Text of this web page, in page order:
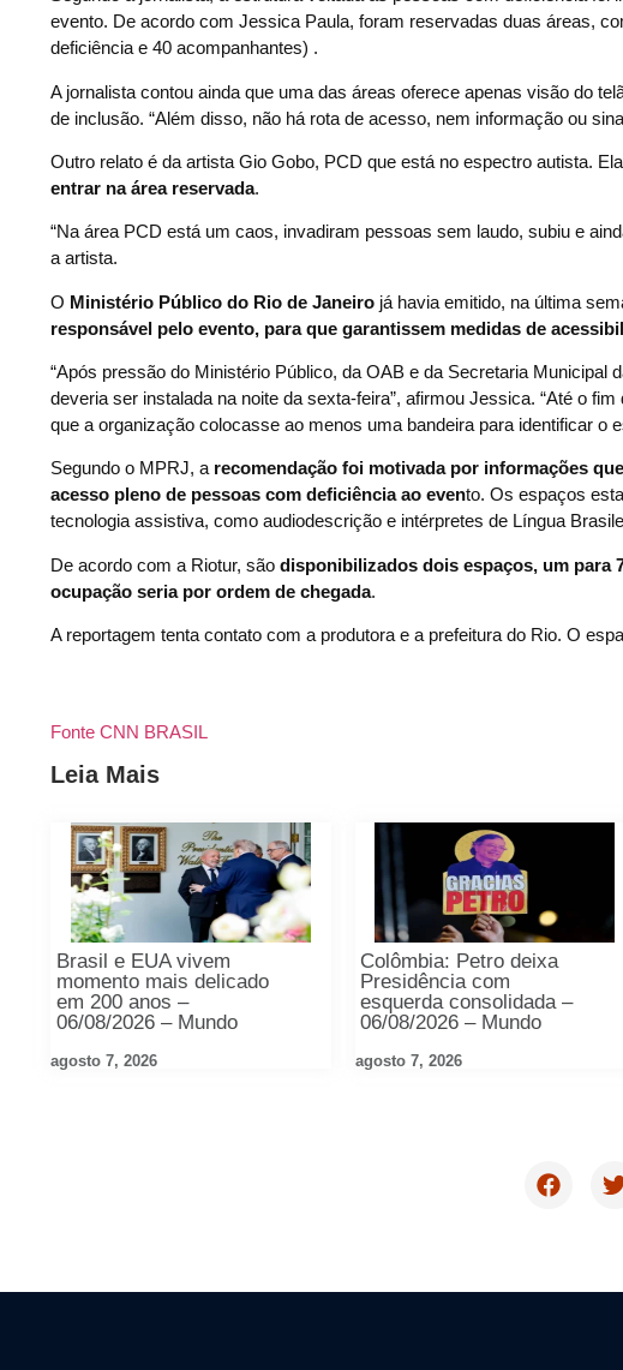
evento. De acordo com Jessica Paula, foram reservadas duas áreas,
deficiência e 40 acompanhantes) .
A jornalista contou ainda que uma das áreas oferece apenas visão do
de inclusão. “Além disso, não há rota de acesso, nem informação ou
Outro relato é da artista Gio Gobo, PCD que está no espectro autista.
entrar na área reservada.
“Na área PCD está um caos, invadiram pessoas sem laudo, subiu e
a artista.
O Ministério Público do Rio de Janeiro já havia emitido, na última
responsável pelo evento, para que garantissem medidas de
“Após pressão do Ministério Público, da OAB e da Secretaria
deveria ser instalada na noite da sexta-feira”, afirmou Jessica. “Até o
que a organização colocasse ao menos uma bandeira para identificar o
Segundo o MPRJ, a recomendação foi motivada por informações
acesso pleno de pessoas com deficiência ao evento. Os espaços
tecnologia assistiva, como audiodescrição e intérpretes de Língua
De acordo com a Riotur, são disponibilizados dois espaços, um para
ocupação seria por ordem de chegada.
A reportagem tenta contato com a produtora e a prefeitura do Rio. O
Fonte CNN BRASIL
Leia Mais
Brasil e EUA vivem
momento mais delicado
em 200 anos –
06/08/2026 – Mundo
agosto 7, 2026
Colômbia: Petro deixa
Presidência com
esquerda consolidada –
06/08/2026 – Mundo
agosto 7, 2026